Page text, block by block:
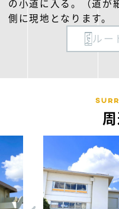
の小道に入る。（道が
側に現地となります。
ルー